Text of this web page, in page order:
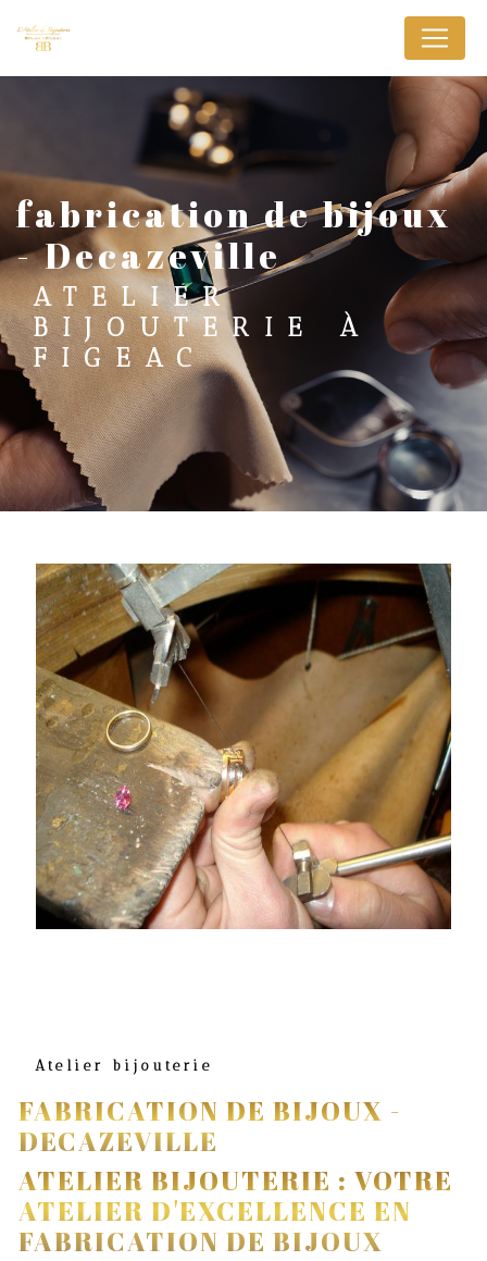
fabrication de bijoux
- Decazeville
ATELIER
BIJOUTERIE À
FIGEAC
Atelier bijouterie
FABRICATION DE BIJOUX -
DECAZEVILLE
ATELIER BIJOUTERIE : VOTRE
ATELIER D'EXCELLENCE EN
FABRICATION DE BIJOUX